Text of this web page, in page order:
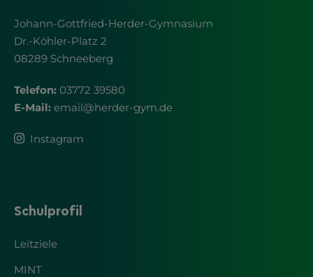
Johann-Gottfried-Herder-Gymnasium
Dr.-Köhler-Platz 2
08289 Schneeberg
Telefon: 03772 39580
E-Mail: email@herder-gym.de
Instagram
Schulprofil
Leitziele
MINT